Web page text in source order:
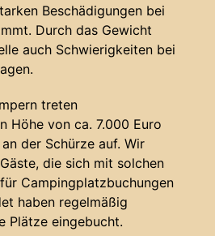
Beschädigungen bei
Durch das Gewicht
auch Schwierigkeiten bei
treten
Höhe von ca. 7.000 Euro
der Schürze auf. Wir
die sich mit solchen
Campingplatzbuchungen
haben regelmäßig
Plätze eingebucht.